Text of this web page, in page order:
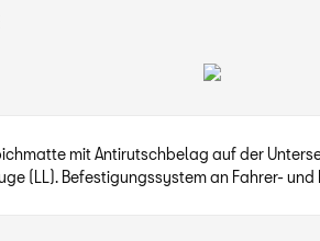
mit Antirutschbelag auf der
(LL). Befestigungssystem an Fahrer-